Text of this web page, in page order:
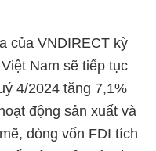
của VNDIRECT kỳ
Nam sẽ tiếp tục
4/2024 tăng 7,1%
động sản xuất và
dòng vốn FDI tích